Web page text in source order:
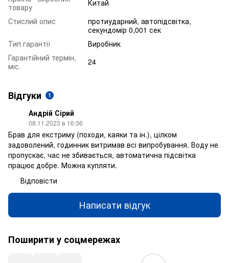
товару
Китай
Стислий опис
протиударний, автопідсвітка,
секундомір 0,001 сек
Тип гарантії
Виробник
Гарантійний термін,
міс.
24
Відгуки 1
Андрій Сірий
08.11.2023 в 16:36
Брав для екстриму (походи, каяки та ін.), цілком
задоволений, годинник витримав всі випробування. Воду не
пропускає, час не збивається, автоматична підсвітка
працює добре. Можна купляти.
Відповісти
Написати відгук
Поширити у соцмережах